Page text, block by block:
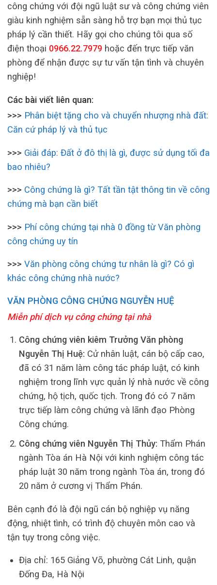
công chứng với đội ngũ luật sư và công chứng viên
giàu kinh nghiệm sẵn sàng hỗ trợ bạn mọi thủ tục
pháp lý cần thiết. Hãy gọi cho chúng tôi qua số
điện thoại 0966.22.7979 hoặc đến trực tiếp văn
phòng để nhận được sự tư vấn tận tình và chuyên
nghiệp!
Các bài viết liên quan:
>>> Phân biệt tặng cho và chuyển nhượng nhà đất:
Căn cứ pháp lý và thủ tục
>>> Giải đáp: Đất ở đô thị là gì, được sử dụng tối đa
bao nhiêu?
>>> Công chứng là gì? Tất tần tật thông tin về công
chứng mà bạn cần biết
>>> Phí công chứng tại nhà 0 đồng từ Văn phòng
công chứng uy tín
>>> Văn phòng công chứng tư nhân là gì? Có gì
khác công chứng nhà nước?
VĂN PHÒNG CÔNG CHỨNG NGUYỄN HUỆ
Miễn phí dịch vụ công chứng tại nhà
Công chứng viên kiêm Trưởng Văn phòng
Nguyễn Thị Huệ: Cử nhân luật, cán bộ cấp cao,
đã có 31 năm làm công tác pháp luật, có kinh
nghiệm trong lĩnh vực quản lý nhà nước về công
chứng, hộ tịch, quốc tịch. Trong đó có 7 năm
trực tiếp làm công chứng và lãnh đạo Phòng
Công chứng.
Công chứng viên Nguyễn Thị Thủy: Thẩm Phán
ngành Tòa án Hà Nội với kinh nghiệm công tác
pháp luật 30 năm trong ngành Tòa án, trong đó
20 năm ở cương vị Thẩm Phán.
Bên cạnh đó là đội ngũ cán bộ nghiệp vụ năng
động, nhiệt tình, có trình độ chuyên môn cao và
tận tụy trong công việc.
Địa chỉ: 165 Giảng Võ, phường Cát Linh, quận
Đống Đa, Hà Nội